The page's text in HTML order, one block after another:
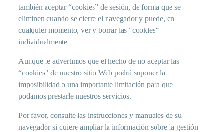
también aceptar “cookies” de sesión, de forma que se
eliminen cuando se cierre el navegador y puede, en
cualquier momento, ver y borrar las “cookies”
individualmente.
Aunque le advertimos que el hecho de no aceptar las
“cookies” de nuestro sitio Web podrá suponer la
imposibilidad o una importante limitación para que
podamos prestarle nuestros servicios.
Por favor, consulte las instrucciones y manuales de su
navegador si quiere ampliar la información sobre la gestión